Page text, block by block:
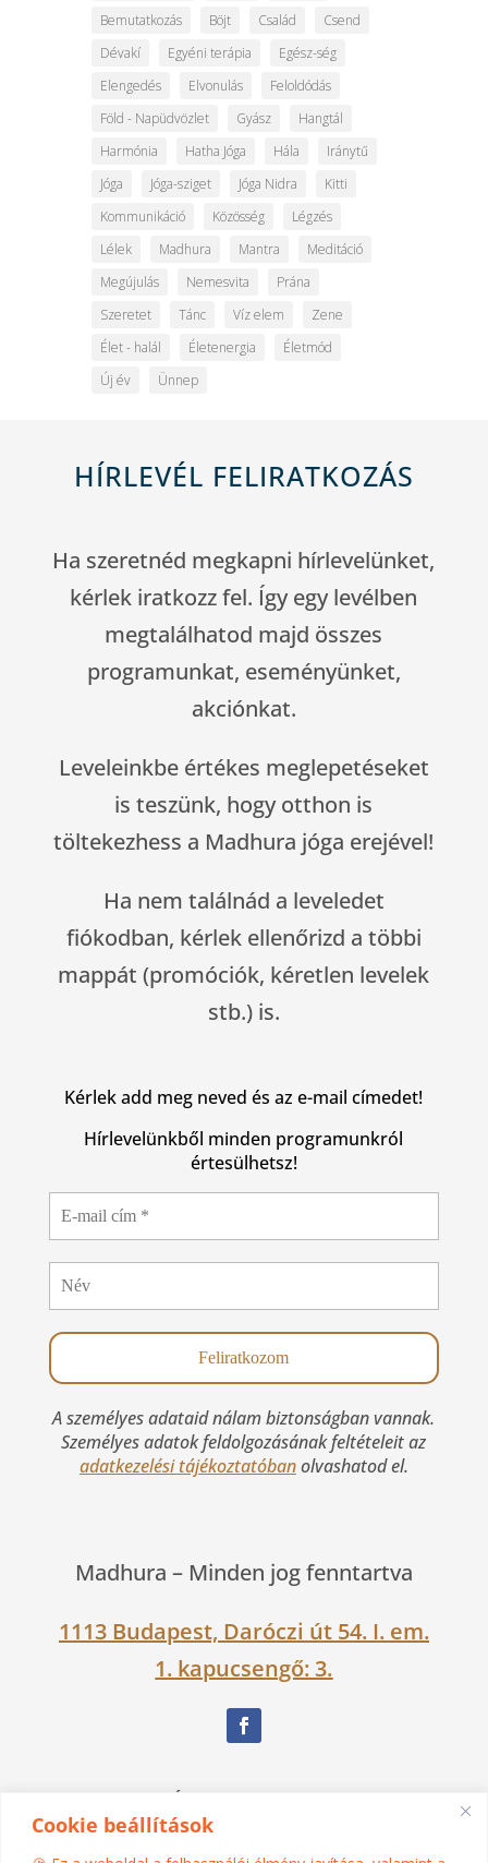
Cookie beállítások
Bemutatkozás
Böjt Család
Csend
Dévakí
Egyéni terápia
Egész-ség
Elengedés
Elvonulás
Feloldódás
Föld - Napüdvözlet
Gyász
Hangtál
Harmónia
Hatha Jóga Hála
Iránytű
Jóga
Jóga-sziget Jóga Nidra
Kitti
Kommunikáció
Közösség
Légzés
Lélek
Madhura Mantra
Meditáció
Megújulás
Nemesvita
Prána
Szeretet
Tánc Víz elem
Zene
Élet - halál
Életenergia
Életmód
Új év
Ünnep
HÍRLEVÉL FELIRATKOZÁS
Ha szeretnéd megkapni hírlevelünket,
kérlek iratkozz fel. Így egy levélben
megtalálhatod majd összes
programunkat, eseményünket,
akciónkat.
Leveleinkbe értékes meglepetéseket
is teszünk, hogy otthon is
töltekezhess a Madhura jóga erejével!
Ha nem találnád a leveledet
fiókodban, kérlek ellenőrizd a többi
mappát (promóciók, kéretlen levelek
stb.) is.
Kérlek add meg neved és az e-mail címedet!
Hírlevelünkből minden programunkról
értesülhetsz!
A személyes adataid nálam biztonságban vannak.
Személyes adatok feldolgozásának feltételeit az
adatkezelési tájékoztatóbanolvashatod el.
Madhura – Minden jog fenntartva
1113 Budapest, Daróczi út 54. I. em.
1. kapucsengő: 3.
Nagy Ágnes Eszter Dévakí